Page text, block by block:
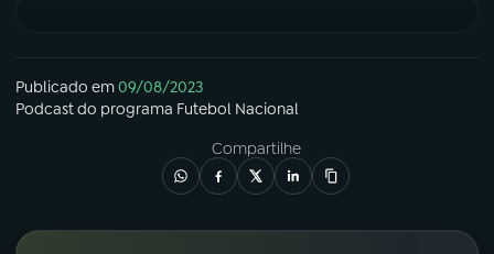
Facebook
Publicado em09/08/2023
Podcastdo programa Futebol Nacional
Compartilhe